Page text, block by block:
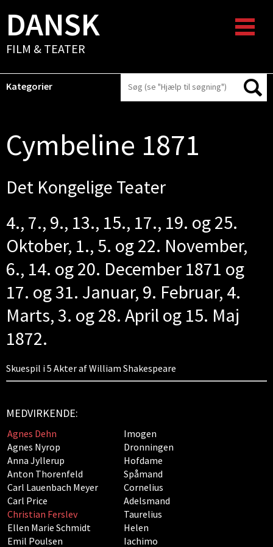
DANSK
FILM & TEATER
Kategorier
Cymbeline 1871
Det Kongelige Teater
4., 7., 9., 13., 15., 17., 19. og 25.
Oktober, 1., 5. og 22. November,
6., 14. og 20. December 1871 og
17. og 31. Januar, 9. Februar, 4.
Marts, 3. og 28. April og 15. Maj
1872.
Skuespil i 5 Akter af William Shakespeare
MEDVIRKENDE:
Agnes Dehn
Imogen
Agnes Nyrop
Dronningen
Anna Jyllerup
Hofdame
Anton Thorenfeld
Spåmand
Carl Lauenbach Meyer
Cornelius
Carl Price
Adelsmand
Christian Ferslev
Taurelius
Ellen Marie Schmidt
Helen
Emil Poulsen
Iachimo